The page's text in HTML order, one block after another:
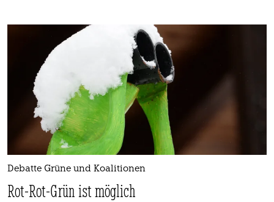
Debatte Grüne und Koalitionen
Rot-Rot-Grün ist möglich